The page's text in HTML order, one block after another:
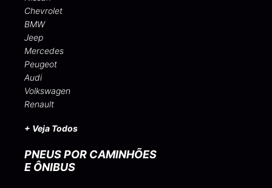
Chevrolet
BMW
Jeep
Mercedes
Peugeot
Audi
Volkswagen
Renault
+ Veja Todos
PNEUS POR CAMINHÕES
E ÔNIBUS